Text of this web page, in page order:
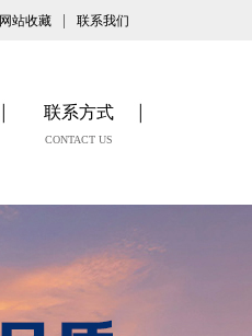
网站收藏 联系我们
联系方式
CONTACT US